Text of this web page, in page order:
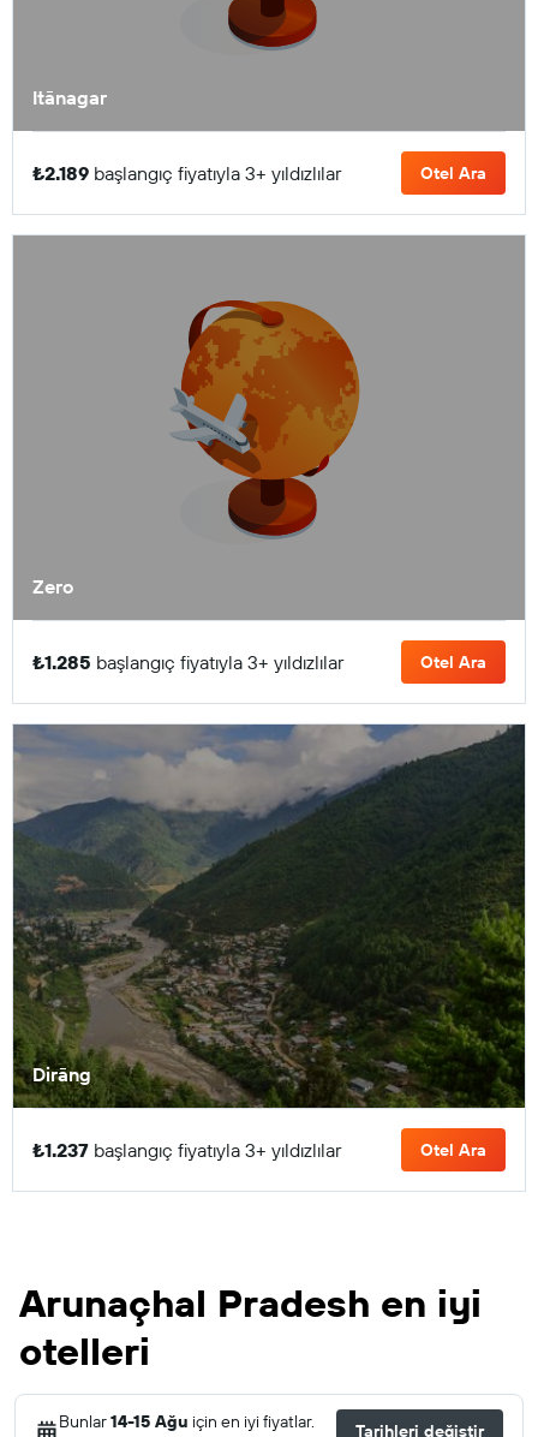
Itānagar
₺2.189 başlangıç fiyatıyla 3+ yıldızlılar Otel Ara
Zero
₺1.285 başlangıç fiyatıyla 3+ yıldızlılar Otel Ara
Dirāng
₺1.237 başlangıç fiyatıyla 3+ yıldızlılar Otel Ara
Arunaçhal Pradesh en iyi
otelleri
Bunlar14-15 Ağu için en iyi fiyatlar. Tarihleri değiştir